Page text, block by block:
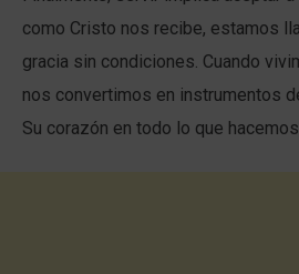
como Cristo nos recibe, estamos
gracia sin condiciones. Cuando
nos convertimos en instrumentos
Su corazón en todo lo que